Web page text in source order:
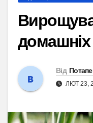
Від
ЛЮТ 23,